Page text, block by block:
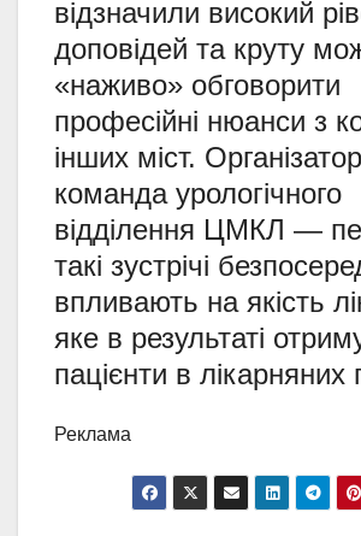
відзначили високий
доповідей та круту
«наживо» обговорити
професійні нюанси з
інших міст.
команда урологічного
відділення ЦМКЛ —
такі зустрічі
впливають на якість
яке в результаті
пацієнти в лікарняних
Реклама